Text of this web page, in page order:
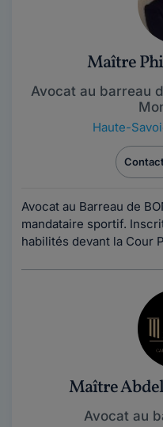
Maître
Avocat au barreau
Haute-
Avocat au Barreau de
mandataire sportif.
habilités devant la Cour
Maître
Avocat au